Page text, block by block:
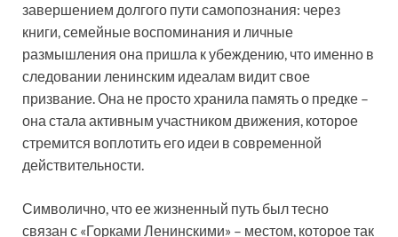
завершением долгого пути самопознания: через
книги, семейные воспоминания и личные
размышления она пришла к убеждению, что именно в
следовании ленинским идеалам видит свое
призвание. Она не просто хранила память о предке –
она стала активным участником движения, которое
стремится воплотить его идеи в современной
действительности.
Символично, что ее жизненный путь был тесно
связан с «Горками Ленинскими» – местом, которое так